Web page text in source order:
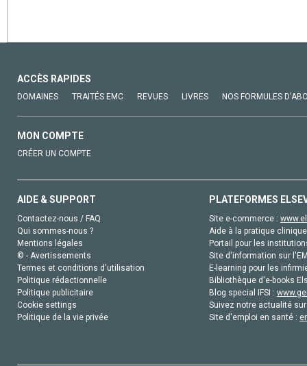
ACCÈS RAPIDES
DOMAINES TRAITÉS EMC REVUES LIVRES NOS FORMULES
MON COMPTE
CRÉER UN COMPTE
AIDE & SUPPORT
Contactez-nous / FAQ
Qui sommes-nous ?
Mentions légales
© - Avertissements
Termes et conditions d'utilisation
Politique rédactionnelle
Politique publicitaire
Cookie settings
Politique de la vie privée
PLATEFORMES
Site e-commerce :
Aide à la pratique
Portail pour les
Site d'information sur
E-learning pour les
Bibliothèque d'e-books
Blog special IFSI :
Suivez notre actualité
Site d'emploi en santé :